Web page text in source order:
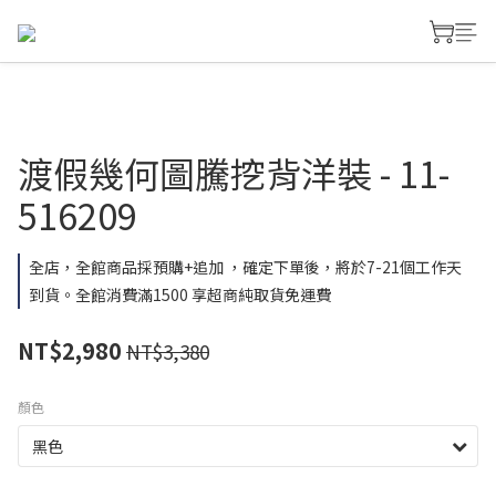
渡假幾何圖騰挖背洋裝 - 11-
516209
全店，全館商品採預購+追加 ，確定下單後，將於7-21個工作天
到貨。全館消費滿1500 享超商純取貨免運費
NT$2,980 NT$3,380
顏色